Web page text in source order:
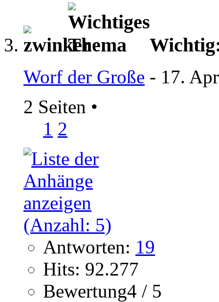
Worf der Große - 17.
2 Seiten •
1 2
Antworten: 19
Hits: 92.277
Bewertung4 / 5